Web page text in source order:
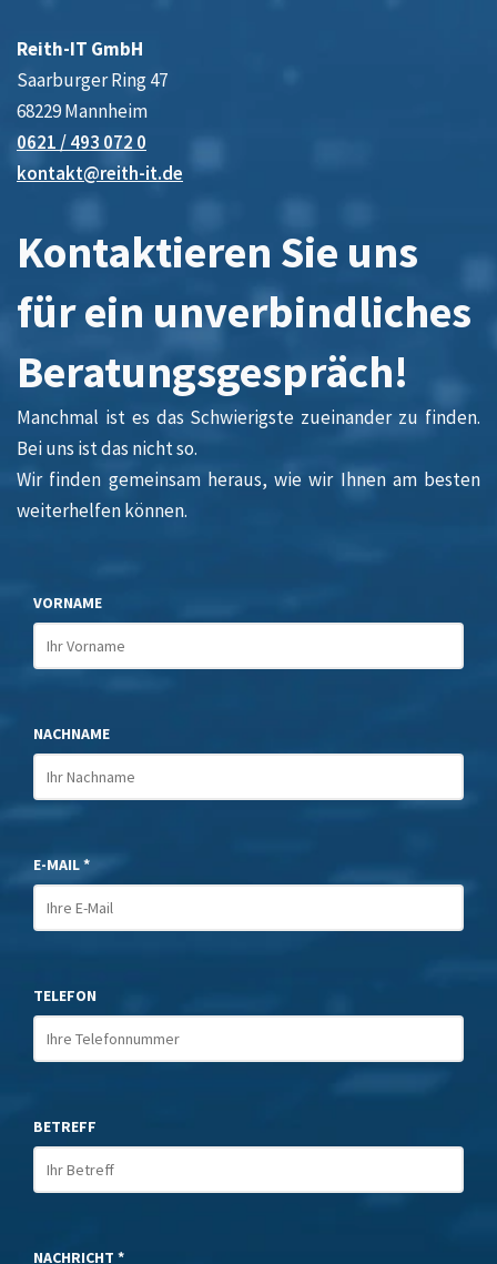
Reith-IT GmbH
Saarburger Ring 47
68229 Mannheim
0621 / 493 072 0
kontakt@reith-it.de
Kontaktieren Sie uns
für ein unverbindliches
Beratungsgespräch!
Manchmal ist es das Schwierigste zueinander zu finden.
Bei uns ist das nicht so.
Wir finden gemeinsam heraus, wie wir Ihnen am besten
weiterhelfen können.
VORNAME
NACHNAME
E-MAIL *
TELEFON
BETREFF
NACHRICHT *